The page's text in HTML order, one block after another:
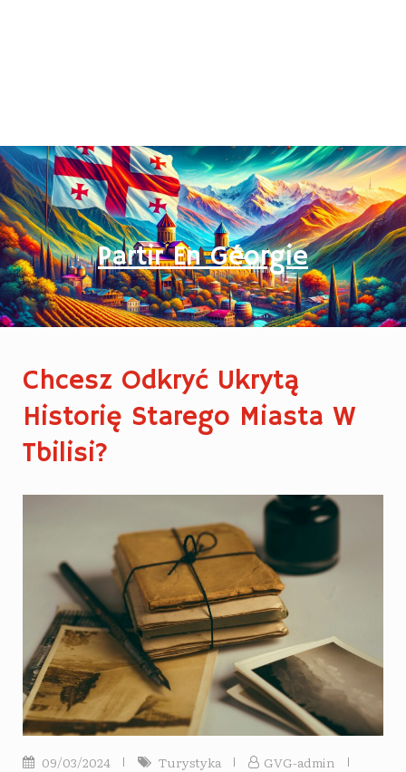
Partir En Géorgie
Chcesz Odkryć Ukrytą
Historię Starego Miasta W
Tbilisi?
09/03/2024 Turystyka
GVG-admin